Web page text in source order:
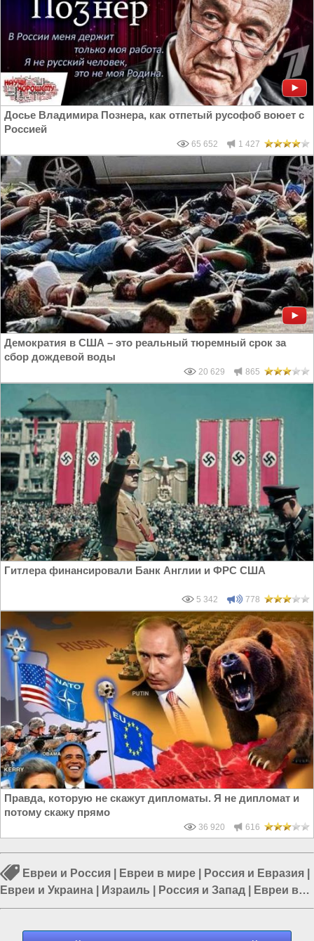
Досье Владимира Познера, как отпетый русофоб воюет с
Россией
65 652 1 427
Демократия в США – это реальный тюремный срок за
сбор дождевой воды
20 629 865
Гитлера финансировали Банк Англии и ФРС США
5 342 778
Правда, которую не скажут дипломаты. Я не дипломат и
потому скажу прямо
36 920 616
Евреи и Россия Евреи в мире Россия и Евразия
Евреи и Украина
Израиль Россия и Запад
Евреи в
России